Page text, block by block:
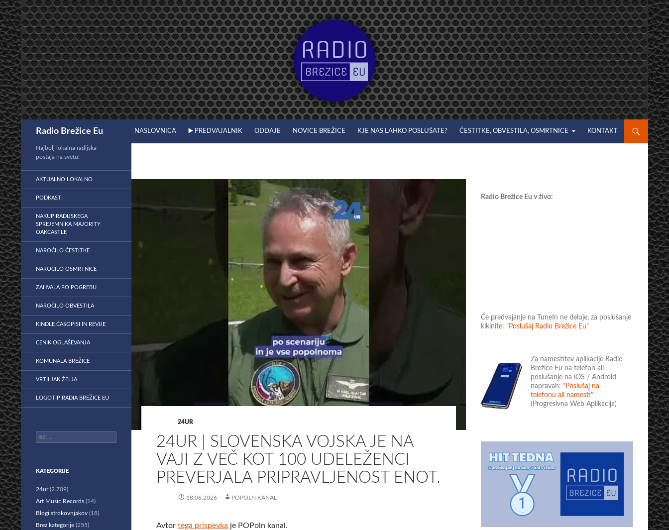
Preskoči
na
vsebino
Radio Brežice Eu NASLOVNICA ▶️ PREDVAJALNIK ODDAJE NOVICE BREŽICE KJE NAS LAHKO POSLUŠATE? ČESTITKE, OBVESTILA, OSMRTNICE KONTAKT
24UR
24UR | SLOVENSKA VOJSKA JE NA
VAJI Z VEČ KOT 100 UDELEŽENCI
PREVERJALA PRIPRAVLJENOST ENOT.
18.06.2026 POPOLN KANAL
Avtortega prispevka je POPoln kanal.
Radio Brežice Eu v živo:
Če predvajanje na TuneIn ne deluje, za poslušanje
klkinite: "Poslušaj Radio Brežice Eu"
Za namestitev aplikacije Radio
Brežice Eu na telefon ali
poslušanje na iOS / Android
napravah: "Poslušaj na
telefonu ali namesti"
(Progresivna Web Aplikacija)
Najbolj lokalna radijska
postaja na svetu!
AKTUALNO LOKALNO
PODKASTI
NAKUP RADIJSKEGA
SPREJEMNIKA MAJORITY
OAKCASTLE
NAROČILO ČESTITKE
NAROČILO OSMRTNICE
ZAHVALA PO POGREBU
NAROČILO OBVESTILA
KINDLE ČASOPISI IN REVIJE
CENIK OGLAŠEVANJA
KOMUNALA BREŽICE
VRTILJAK ŽELJA
LOGOTIP RADIA BREŽICE EU
Išči:
KATEGORIJE
24ur(2.709)
Art Music Records (14)
Blogi strokovnjakov (18)
Brez kategorije (255)